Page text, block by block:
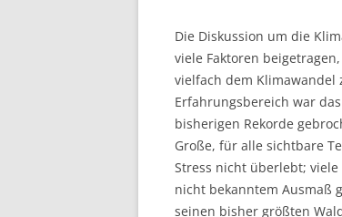
Die Diskussion um die
viele Faktoren
vielfach dem
Erfahrungsbereich war
bisherigen Rekorde
Große, für alle sichtbare
Stress nicht überlebt;
nicht bekanntem Ausmaß
seinen bisher größten